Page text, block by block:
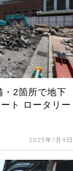
・2箇所で地下
ト ロータリー
2025年7月9日